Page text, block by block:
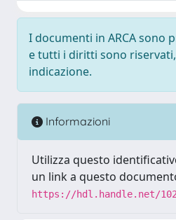
I documenti in ARCA sono
e tutti i diritti sono
indicazione.
Informazioni
Utilizza questo
un link a questo
https://hdl.handle.net/